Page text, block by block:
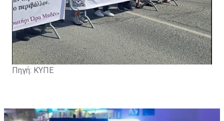
Πηγή: ΚΥΠΕ